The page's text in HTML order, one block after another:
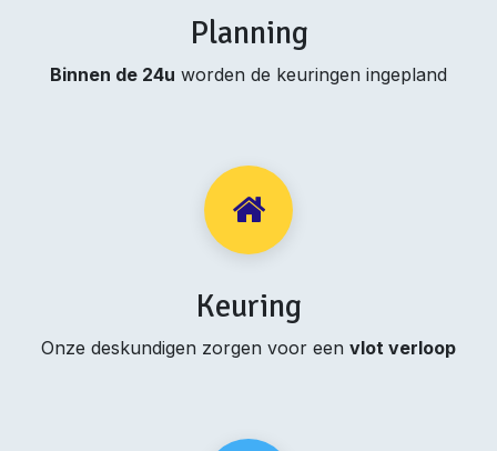
Planning
Binnen de 24u worden de keuringen ingepland
Keuring
Onze deskundigen zorgen voor een vlot verloop